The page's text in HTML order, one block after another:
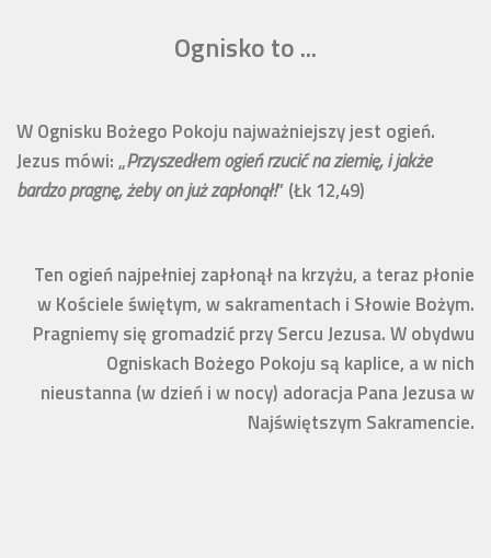
Ognisko to ...
W Ognisku Bożego Pokoju najważniejszy jest ogień.
Jezus mówi: „Przyszedłem ogień rzucić na ziemię, i jakże
bardzo pragnę, żeby on już zapłonął!” (Łk 12,49)
Ten ogień najpełniej zapłonął na krzyżu, a teraz płonie
w Kościele świętym, w sakramentach i Słowie Bożym.
Pragniemy się gromadzić przy Sercu Jezusa. W obydwu
Ogniskach Bożego Pokoju są kaplice, a w nich
nieustanna (w dzień i w nocy) adoracja Pana Jezusa w
Najświętszym Sakramencie.